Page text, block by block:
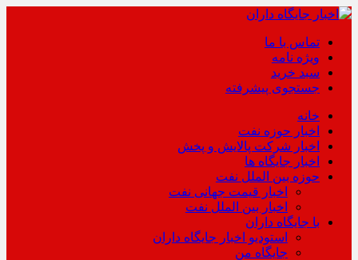
تماس با ما
ویژه نامه
سبد خرید
جستجوی پیشرفته
خانه
اخبار حوزه نفت
اخبار شرکت پالایش و پخش
اخبار جایگاه ها
حوزه بین الملل نفت
اخبار قیمت جهانی نفت
اخبار بین الملل نفت
با جایگاه داران
استودیو اخبار جایگاه داران
جایگاه من